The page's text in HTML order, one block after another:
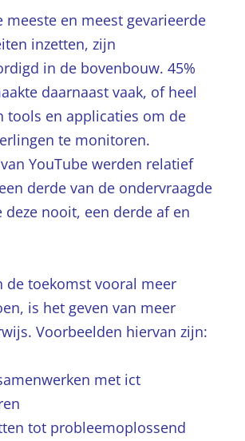
meeste en meest gevarieerde
inzetten, zijn
in de bovenbouw. 45%
daarnaast vaak, of heel
tools en applicaties om de
te monitoren.
YouTube werden relatief
derde van de ondervraagde
nooit, een derde af en
de toekomst vooral meer
is het geven van meer
Voorbeelden hiervan zijn:
met ict
tot probleemoplossend